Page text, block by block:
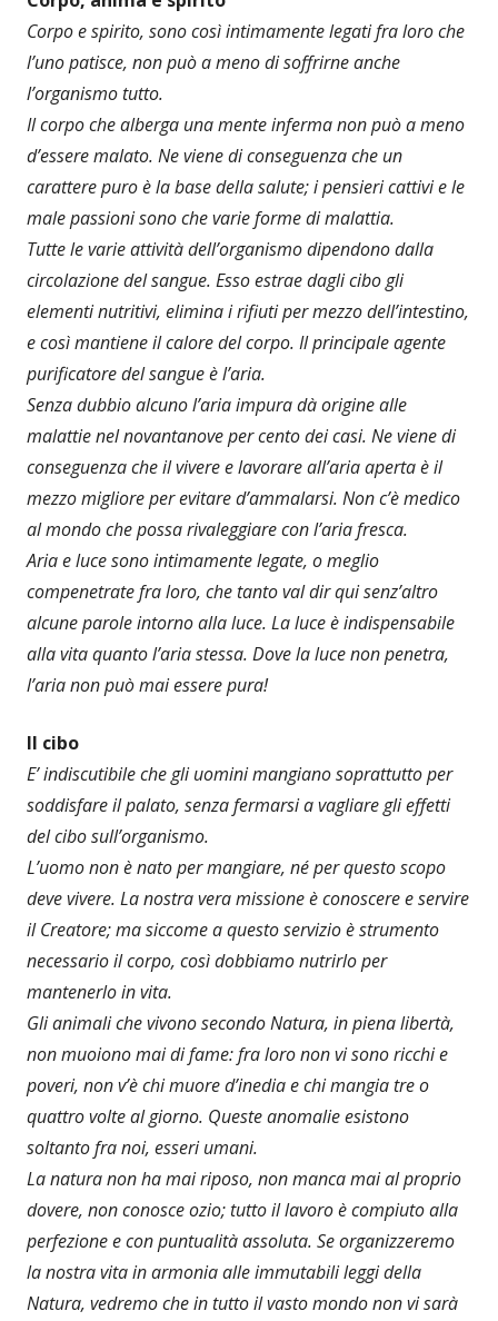
Corpo e spirito, sono così intimamente legati fra loro che
l’uno patisce, non può a meno di soffrirne anche
l’organismo tutto.
Il corpo che alberga una mente inferma non può a meno
d’essere malato. Ne viene di conseguenza che un
carattere puro è la base della salute; i pensieri cattivi e le
male passioni sono che varie forme di malattia.
Tutte le varie attività dell’organismo dipendono dalla
circolazione del sangue. Esso estrae dagli cibo gli
elementi nutritivi, elimina i rifiuti per mezzo dell’intestino,
e così mantiene il calore del corpo. Il principale agente
purificatore del sangue è l’aria.
Senza dubbio alcuno l’aria impura dà origine alle
malattie nel novantanove per cento dei casi. Ne viene di
conseguenza che il vivere e lavorare all’aria aperta è il
mezzo migliore per evitare d’ammalarsi. Non c’è medico
al mondo che possa rivaleggiare con l’aria fresca.
Aria e luce sono intimamente legate, o meglio
compenetrate fra loro, che tanto val dir qui senz’altro
alcune parole intorno alla luce. La luce è indispensabile
alla vita quanto l’aria stessa. Dove la luce non penetra,
l’aria non può mai essere pura!
Il cibo
E’ indiscutibile che gli uomini mangiano soprattutto per
soddisfare il palato, senza fermarsi a vagliare gli effetti
del cibo sull’organismo.
L’uomo non è nato per mangiare, né per questo scopo
deve vivere. La nostra vera missione è conoscere e servire
il Creatore; ma siccome a questo servizio è strumento
necessario il corpo, così dobbiamo nutrirlo per
mantenerlo in vita.
Gli animali che vivono secondo Natura, in piena libertà,
non muoiono mai di fame: fra loro non vi sono ricchi e
poveri, non v’è chi muore d’inedia e chi mangia tre o
quattro volte al giorno. Queste anomalie esistono
soltanto fra noi, esseri umani.
La natura non ha mai riposo, non manca mai al proprio
dovere, non conosce ozio; tutto il lavoro è compiuto alla
perfezione e con puntualità assoluta. Se organizzeremo
la nostra vita in armonia alle immutabili leggi della
Natura, vedremo che in tutto il vasto mondo non vi sarà